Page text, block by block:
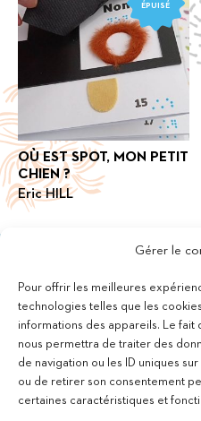
Gérer le
Pour offrir les meilleures
technologies telles que les
informations des appareils. Le
nous permettra de traiter des
de navigation ou les ID uniques
ou de retirer son consentement
certaines caractéristiques et
OÙ EST SPOT, MON PETIT
CHIEN ?
Eric HILL
ÉPUISÉ
11 bis Rue des Novalles
21240 Talant - France
+33 (0)3 80 59 22 88
Membre de la Fédération des
Membre du collectif Les Éditeurs